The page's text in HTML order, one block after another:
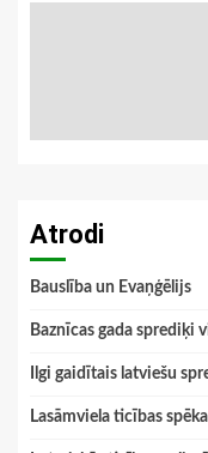
Atrodi
Bauslība un Evaņģēlijs
Baznīcas gada sprediķi
Ilgi gaidītais latviešu
Lasāmviela ticības